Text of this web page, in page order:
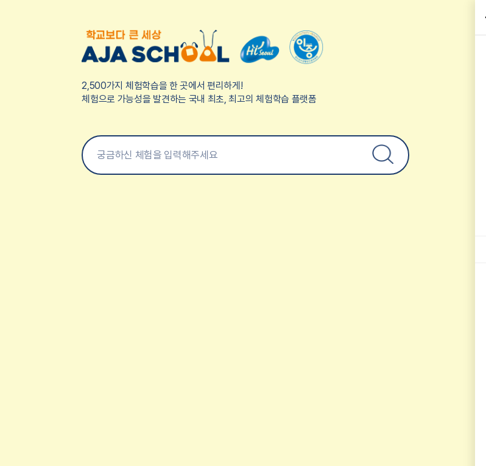
2,500가지 체험학습을 한 곳에서 편리하게!
체험으로 가능성을 발견하는 국내 최초, 최고의 체험학습 플랫폼